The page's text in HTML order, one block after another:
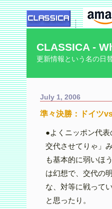
CLASSICA -
更新情報という名の日
July 1, 2006
準々決勝：ドイツ
●よくニッポン代
交代させてりゃ」
も基本的に弱いほ
は幻想で、交代の
な、対等に戦って
と思ったり。